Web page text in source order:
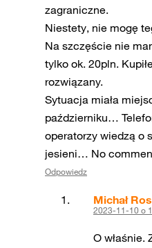
zagraniczne.
Niestety, nie mogę
Na szczęście nie
tylko ok. 20pln.
rozwiązany.
Sytuacja miała
październiku…
operatorzy wiedzą o
jesieni… No
Odpowiedz
Michał
2023-11-10 o
O właśnie.